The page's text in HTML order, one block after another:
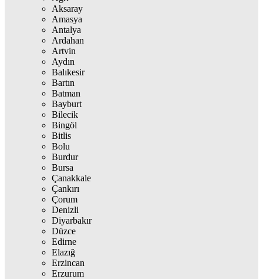
Aksaray
Amasya
Antalya
Ardahan
Artvin
Aydın
Balıkesir
Bartın
Batman
Bayburt
Bilecik
Bingöl
Bitlis
Bolu
Burdur
Bursa
Çanakkale
Çankırı
Çorum
Denizli
Diyarbakır
Düzce
Edirne
Elazığ
Erzincan
Erzurum